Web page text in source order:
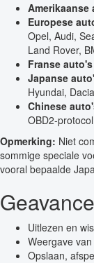
Amerikaanse
Europese
Opel, Audi,
Land Rover,
Franse
Japanse
Hyundai,
Chinese
OBD2-
Opmerking: Niet
sommige speciale
vooral bepaalde
Uitlezen en
Weergave
Opslaan,